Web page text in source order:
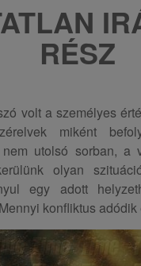
RÉSZ
volt a személyes
miként
utolsó sorban, a
olyan
egy adott
konfliktus